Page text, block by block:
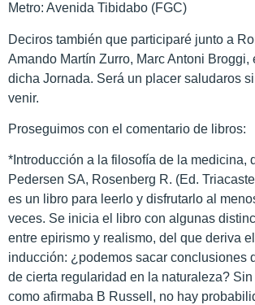
Metro: Avenida Tibidabo (FGC)
Deciros también que participaré junto a
Amando Martín Zurro, Marc Antoni Broggi,
dicha Jornada. Será un placer saludaros
venir.
Proseguimos con el comentario de libros:
*Introducción a la filosofía de la medicina,
Pedersen SA, Rosenberg R. (Ed.
es un libro para leerlo y disfrutarlo al
veces. Se inicia el libro con algunas
entre epirismo y realismo, del que deriva
inducción: ¿podemos sacar conclusiones
de cierta regularidad en la naturaleza?
como afirmaba B Russell, no hay